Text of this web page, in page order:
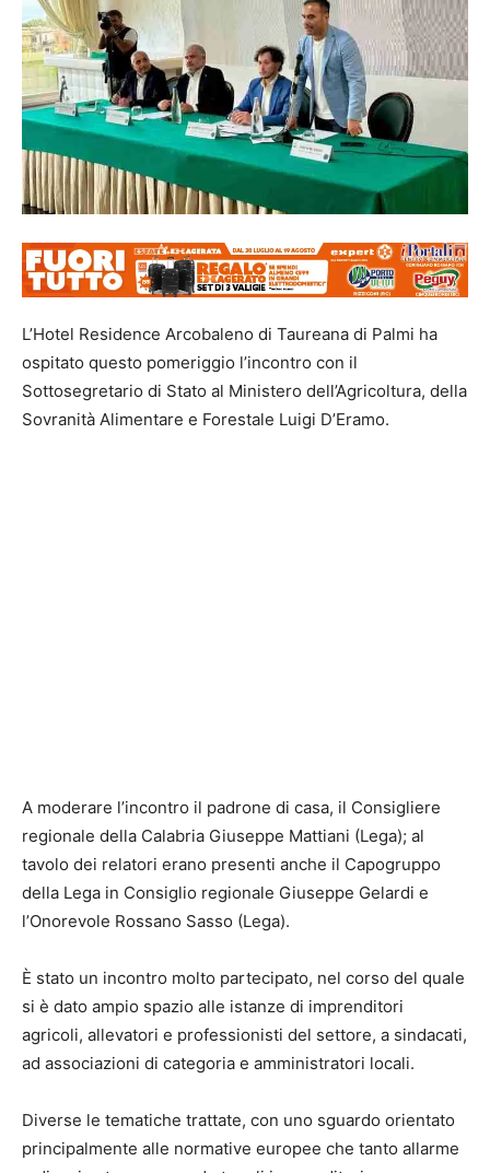
L’Hotel Residence Arcobaleno di Taureana di Palmi ha
ospitato questo pomeriggio l’incontro con il
Sottosegretario di Stato al Ministero dell’Agricoltura, della
Sovranità Alimentare e Forestale Luigi D’Eramo.
A moderare l’incontro il padrone di casa, il Consigliere
regionale della Calabria Giuseppe Mattiani (Lega); al
tavolo dei relatori erano presenti anche il Capogruppo
della Lega in Consiglio regionale Giuseppe Gelardi e
l’Onorevole Rossano Sasso (Lega).
È stato un incontro molto partecipato, nel corso del quale
si è dato ampio spazio alle istanze di imprenditori
agricoli, allevatori e professionisti del settore, a sindacati,
ad associazioni di categoria e amministratori locali.
Diverse le tematiche trattate, con uno sguardo orientato
principalmente alle normative europee che tanto allarme